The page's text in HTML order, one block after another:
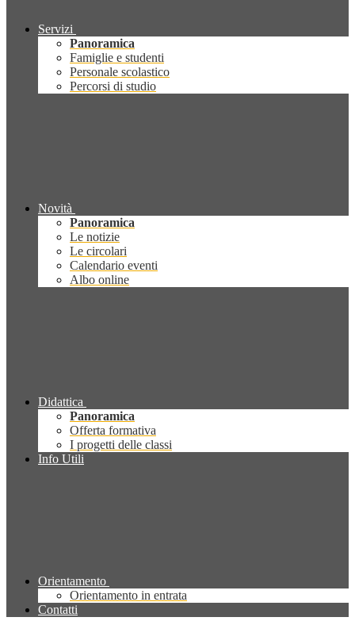
Servizi
Panoramica
Famiglie e studenti
Personale scolastico
Percorsi di studio
Novità
Panoramica
Le notizie
Le circolari
Calendario eventi
Albo online
Didattica
Panoramica
Offerta formativa
I progetti delle classi
Info Utili
Orientamento
Orientamento in entrata
Contatti